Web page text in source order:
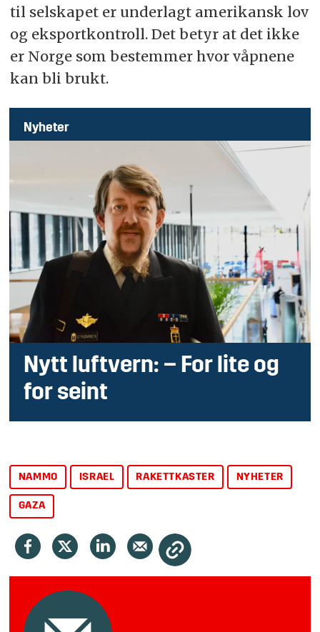
til selskapet er underlagt amerikansk lov
og eksportkontroll. Det betyr at det ikke
er Norge som bestemmer hvor våpnene
kan bli brukt.
Nyheter
Nytt luftvern: – For lite og
for seint
NAMMO ISRAEL RAKETTKASTER NYHETER
GAZA